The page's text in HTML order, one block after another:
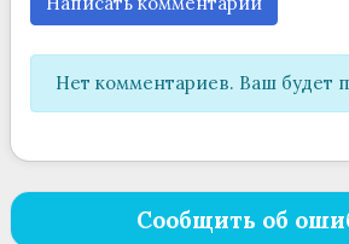
Нет комментариев. Ваш будет
Сообщить об